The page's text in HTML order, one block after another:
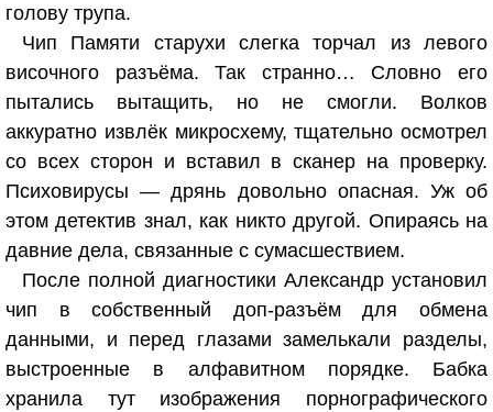
голову трупа.
Чип Памяти старухи слегка торчал из левого
височного разъёма. Так странно… Словно его
пытались вытащить, но не смогли. Волков
аккуратно извлёк микросхему, тщательно осмотрел
со всех сторон и вставил в сканер на проверку.
Психовирусы — дрянь довольно опасная. Уж об
этом детектив знал, как никто другой. Опираясь на
давние дела, связанные с сумасшествием.
После полной диагностики Александр установил
чип в собственный доп-разъём для обмена
данными, и перед глазами замелькали разделы,
выстроенные в алфавитном порядке. Бабка
хранила тут изображения порнографического